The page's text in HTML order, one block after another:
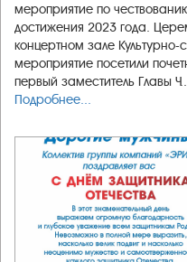
мероприятие по
достижения 2023 года.
концертном зале
мероприятие посетили
первый заместитель Главы
Подробнее...